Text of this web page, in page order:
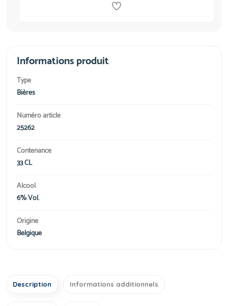
Informations produit
Type
Bières
Numéro article
25262
Contenance
33 CL
Alcool
6% Vol.
Origine
Belgique
Description Informations additionnels